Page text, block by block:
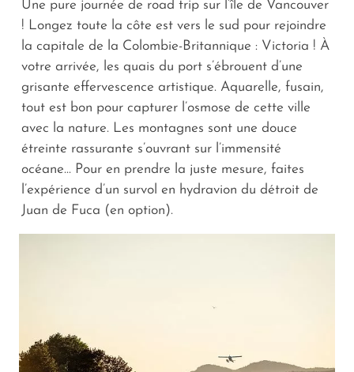
Une pure journée de road trip sur l’île de Vancouver
! Longez toute la côte est vers le sud pour rejoindre
la capitale de la Colombie-Britannique : Victoria ! À
votre arrivée, les quais du port s’ébrouent d’une
grisante effervescence artistique. Aquarelle, fusain,
tout est bon pour capturer l’osmose de cette ville
avec la nature. Les montagnes sont une douce
étreinte rassurante s’ouvrant sur l’immensité
océane... Pour en prendre la juste mesure, faites
l’expérience d’un survol en hydravion du détroit de
Juan de Fuca (en option).